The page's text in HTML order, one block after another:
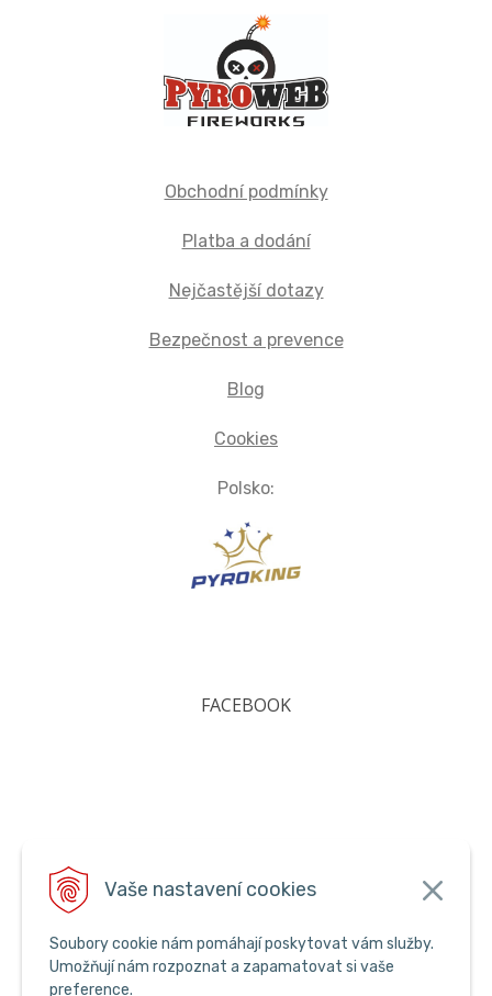
Vaše nastavení cookies
Soubory cookie nám pomáhají poskytovat vám služby.
Umožňují nám rozpoznat a zapamatovat si vaše
preference.
Obchodní podmínky
Platba a dodání
Nejčastější dotazy
Bezpečnost a prevence
Blog
Cookies
Polsko:
FACEBOOK